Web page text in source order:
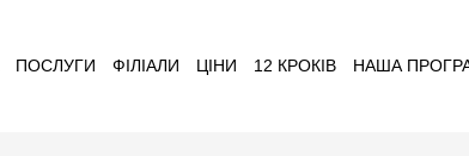
ПОСЛУГИ ФІЛІАЛИ ЦІНИ 12 КРОКІВ НАША